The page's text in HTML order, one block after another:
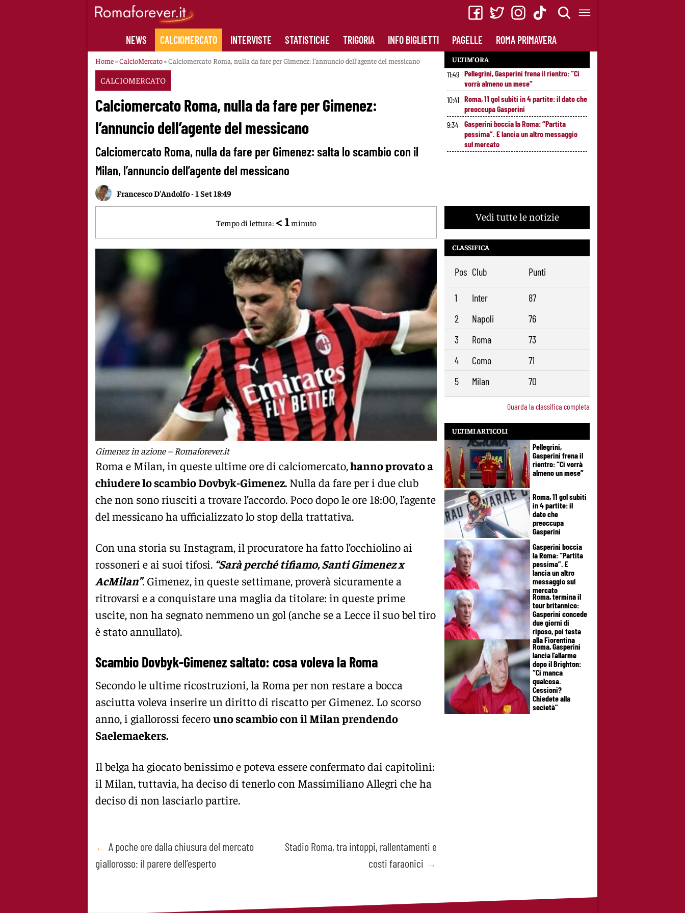
NEWS CALCIOMERCATO INTERVISTE STATISTICHE TRIGORIA INFO BIGLIETTI PAGELLE ROMA PRIMAVERA
Home»CalcioMercato»Calciomercato Roma, nulla da fare per Gimenez: l’annuncio dell’agente del messicano
CALCIOMERCATO
Calciomercato Roma, nulla da fare per Gimenez:
l’annuncio dell’agente del messicano
Calciomercato Roma, nulla da fare per Gimenez: salta lo scambio con il
Milan, l’annuncio dell’agente del messicano
Francesco D'Andolfo-1 Set 18:49
Tempo di lettura: < 1 minuto
Gimenez in azione – Romaforever.it
Roma e Milan, in queste ultime ore di calciomercato,hanno provato a
chiudere lo scambio Dovbyk-Gimenez. Nulla da fare per i due club
che non sono riusciti a trovare l’accordo. Poco dopo le ore 18:00, l’agente
del messicano ha ufficializzato lo stop della trattativa.
Con una storia su Instagram, il procuratore ha fatto l’occhiolino ai
rossoneri e ai suoi tifosi. “Sarà perché tifiamo, Santi Gimenez x
AcMilan”. Gimenez, in queste settimane, proverà sicuramente a
ritrovarsi e a conquistare una maglia da titolare: in queste prime
uscite, non ha segnato nemmeno un gol (anche se a Lecce il suo bel tiro
è stato annullato).
Scambio Dovbyk-Gimenez saltato: cosa voleva la Roma
Secondo le ultime ricostruzioni, la Roma per non restare a bocca
asciutta voleva inserire un diritto di riscatto per Gimenez. Lo scorso
anno, i giallorossi fecerouno scambio con il Milan prendendo
Saelemaekers.
Il belga ha giocato benissimo e poteva essere confermato dai capitolini:
il Milan, tuttavia, ha deciso di tenerlo con Massimiliano Allegri che ha
deciso di non lasciarlo partire.
Post
navigation
← A poche ore dalla chiusura del mercato
giallorosso: il parere dell’esperto
Stadio Roma, tra intoppi, rallentamenti e
costi faraonici →
ULTIM’ORA
11:49 Pellegrini, Gasperini frena il rientro: “Ci
vorrà almeno un mese”
10:41 Roma, 11 gol subiti in 4 partite: il dato che
preoccupa Gasperini
9:34 Gasperini boccia la Roma: “Partita
pessima”. E lancia un altro messaggio
sul mercato
Vedi tutte le notizie
CLASSIFICA
Pos Club Punti
1 Inter
87
2
Napoli
76
3
Roma
73
4
Como
71
5
Milan 70
Guarda la classifica completa
ULTIMI ARTICOLI
Pellegrini,
Gasperini frena il
rientro: “Ci vorrà
almeno un mese”
Roma, 11 gol subiti
in 4 partite: il
dato che
preoccupa
Gasperini
Gasperini boccia
la Roma: “Partita
pessima”. E
lancia un altro
messaggio sul
mercato
Roma, termina il
tour britannico:
Gasperini concede
due giorni di
riposo, poi testa
alla Fiorentina
Roma, Gasperini
lancia l’allarme
dopo il Brighton:
“Ci manca
qualcosa.
Cessioni?
Chiedete alla
società”